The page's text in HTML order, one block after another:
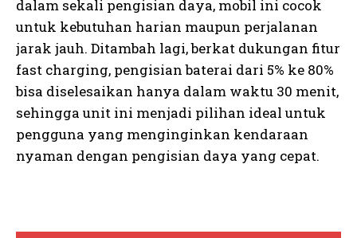
dalam sekali pengisian daya, mobil ini cocok
untuk kebutuhan harian maupun perjalanan
jarak jauh. Ditambah lagi, berkat dukungan fitur
fast charging, pengisian baterai dari 5% ke 80%
bisa diselesaikan hanya dalam waktu 30 menit,
sehingga unit ini menjadi pilihan ideal untuk
pengguna yang menginginkan kendaraan
nyaman dengan pengisian daya yang cepat.